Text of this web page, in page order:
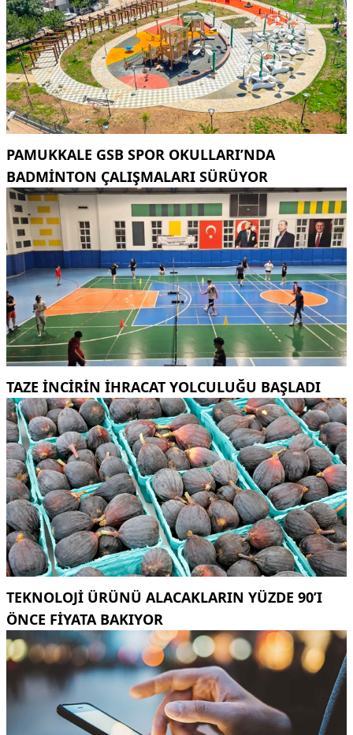
PAMUKKALE GSB SPOR OKULLARI’NDA
BADMINTON ÇALIŞMALARI SÜRÜYOR
TAZE INCIRIN IHRACAT YOLCULUĞU BAŞLADI
TEKNOLOJI ÜRÜNÜ ALACAKLARIN YÜZDE 90’I
ÖNCE FIYATA BAKIYOR